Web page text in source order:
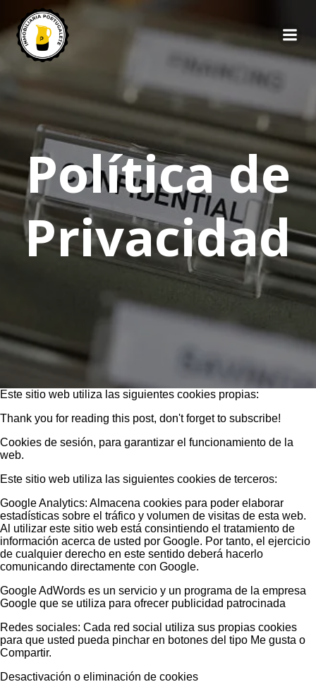
Política de
Privacidad
Este sitio web utiliza las siguientes cookies propias:
Thank you for reading this post, don't forget to subscribe!
Cookies de sesión, para garantizar el funcionamiento de la
web.
Este sitio web utiliza las siguientes cookies de terceros:
Google Analytics: Almacena cookies para poder elaborar
estadísticas sobre el tráfico y volumen de visitas de esta web.
Al utilizar este sitio web está consintiendo el tratamiento de
información acerca de usted por Google. Por tanto, el ejercicio
de cualquier derecho en este sentido deberá hacerlo
comunicando directamente con Google.
Google AdWords es un servicio y un programa de la empresa
Google que se utiliza para ofrecer publicidad patrocinada
Redes sociales: Cada red social utiliza sus propias cookies
para que usted pueda pinchar en botones del tipo Me gusta o
Compartir.
Desactivación o eliminación de cookies